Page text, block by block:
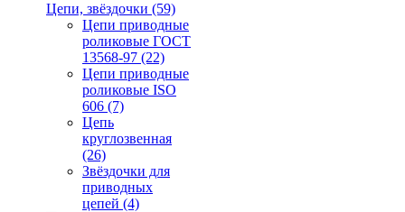
Цепи, звёздочки (59)
Цепи приводные
роликовые ГОСТ
13568-97 (22)
Цепи приводные
роликовые ISO
606 (7)
Цепь
круглозвенная
(26)
Звёздочки для
приводных
цепей (4)